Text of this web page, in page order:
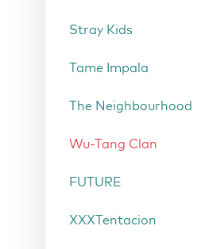
Stray Kids
Tame Impala
The Neighbourhood
Wu-Tang Clan
FUTURE
XXXTentacion